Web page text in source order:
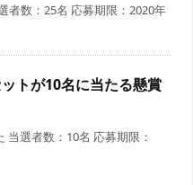
者数：25名 応募期限：2020年
トが10名に当たる懸賞
当選者数：10名 応募期限：